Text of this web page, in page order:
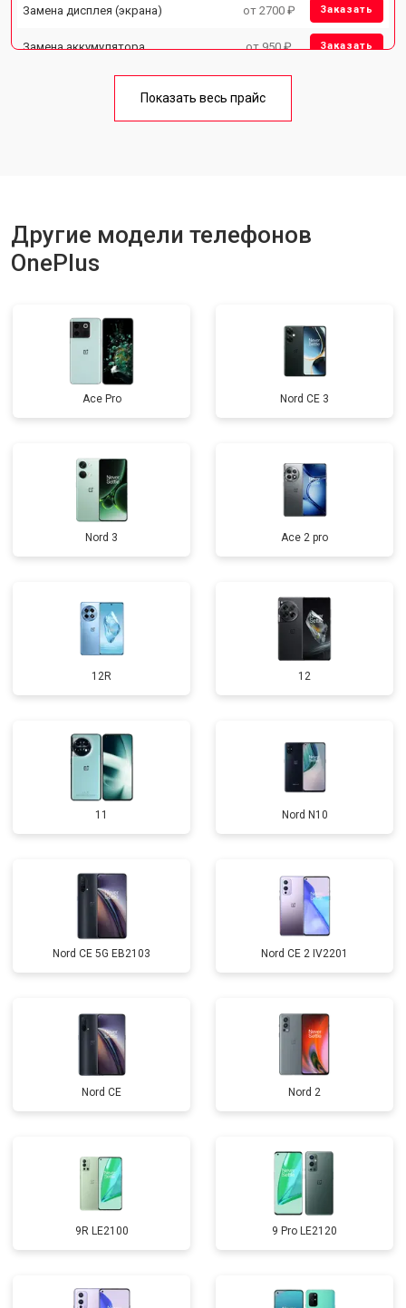
Замена дисплея (экрана) от 2700 ₽ Заказать
Замена аккумулятора от 950 ₽ Заказать
Ремонт цепи питания от 3200 ₽
Показать весь прайс
Другие модели телефонов
OnePlus
Ace Pro Nord CE 3
Nord 3 Ace 2 pro
12R 12
11 Nord N10
Nord CE 5G EB2103 Nord CE 2 IV2201
Nord CE Nord 2
9R LE2100 9 Pro LE2120